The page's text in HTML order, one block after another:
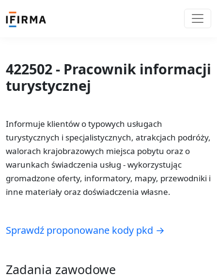
422502 - Pracownik informacji
turystycznej
Informuje klientów o typowych usługach
turystycznych i specjalistycznych, atrakcjach podróży,
walorach krajobrazowych miejsca pobytu oraz o
warunkach świadczenia usług - wykorzystując
gromadzone oferty, informatory, mapy, przewodniki i
inne materiały oraz doświadczenia własne.
Sprawdź proponowane kody pkd →
Zadania zawodowe